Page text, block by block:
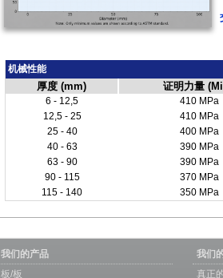
机械性能
厚度 (mm) 证明力量
6 - 12,5 410 MPa
12,5 - 25
410 MPa
25 - 40
400 MPa
40 - 63
390 MPa
63 - 90
390 MPa
90 - 115
370 MPa
115 - 140
350 MPa
我们的产品
板/板
我们
真正